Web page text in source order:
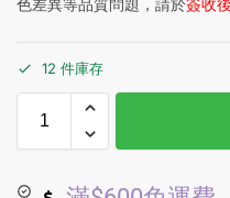
12 件庫存